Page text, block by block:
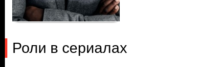
Роли в сериалах